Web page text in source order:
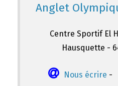
Anglet
Centre Sportif El
Hausquette -
Nous écrire -